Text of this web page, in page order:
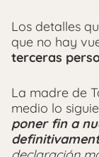
Los detalles
que no hay
terceras
La madre de
medio lo
poner fin a